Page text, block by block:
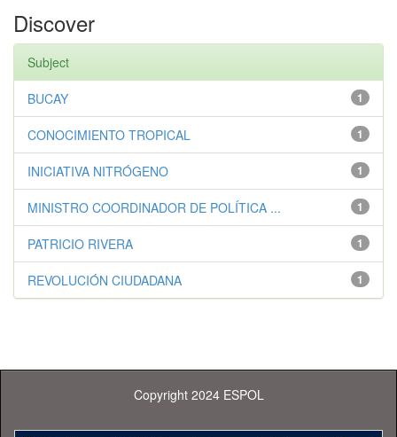
Discover
Subject
1
BUCAY
1
CONOCIMIENTO TROPICAL
1
INICIATIVA NITRÓGENO
1
MINISTRO COORDINADOR DE POLÍTICA ...
1
PATRICIO RIVERA
1
REVOLUCIÓN CIUDADANA
Copyright 2024 ESPOL